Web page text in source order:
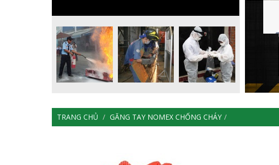
TRANG CHỦ GĂNG TAY NOMEX CHỐNG CHÁY